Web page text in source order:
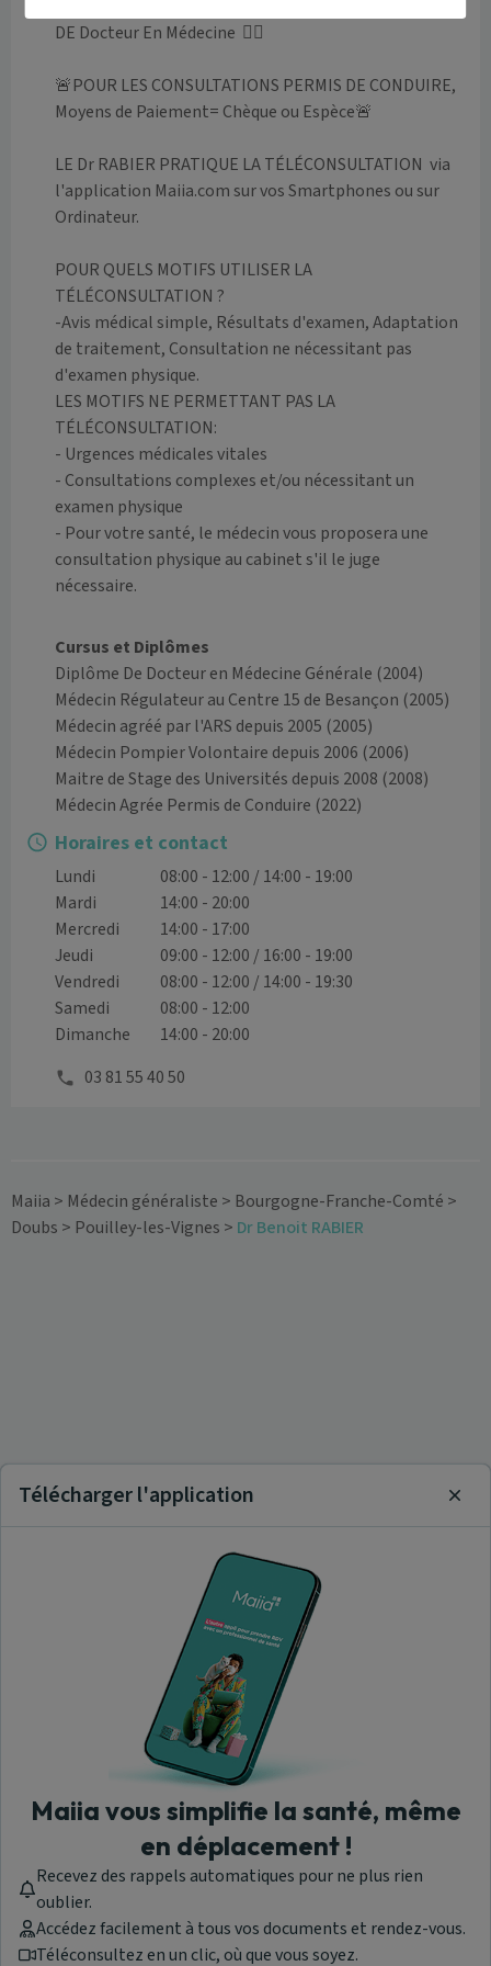
DE Docteur En Médecine  👩‍⚕️
🚨POUR LES CONSULTATIONS PERMIS DE CONDUIRE,
Moyens de Paiement= Chèque ou Espèce🚨
LE Dr RABIER PRATIQUE LA TÉLÉCONSULTATION  via
l'application Maiia.com sur vos Smartphones ou sur
Ordinateur.
POUR QUELS MOTIFS UTILISER LA
TÉLÉCONSULTATION ?
-Avis médical simple, Résultats d'examen, Adaptation
de traitement, Consultation ne nécessitant pas
d'examen physique.
LES MOTIFS NE PERMETTANT PAS LA
TÉLÉCONSULTATION:
- Urgences médicales vitales
- Consultations complexes et/ou nécessitant un
examen physique
- Pour votre santé, le médecin vous proposera une
consultation physique au cabinet s'il le juge
nécessaire.
Cursus et Diplômes
Diplôme De Docteur en Médecine Générale (2004)
Médecin Régulateur au Centre 15 de Besançon (2005)
Médecin agréé par l'ARS depuis 2005 (2005)
Médecin Pompier Volontaire depuis 2006 (2006)
Maitre de Stage des Universités depuis 2008 (2008)
Médecin Agrée Permis de Conduire (2022)
Horaires et contact
Lundi
08:00 - 12:00 / 14:00 - 19:00
Mardi
14:00 - 20:00
Mercredi
14:00 - 17:00
Jeudi
09:00 - 12:00 / 16:00 - 19:00
Vendredi
08:00 - 12:00 / 14:00 - 19:30
Samedi
08:00 - 12:00
Dimanche
14:00 - 20:00
03 81 55 40 50
Maiia > Médecin généraliste > Bourgogne-Franche-Comté >
Doubs > Pouilley-les-Vignes > Dr Benoit RABIER
Télécharger l'application
Maiia vous simplifie la santé, même
en déplacement !
Recevez des rappels automatiques pour ne plus rien
oublier.
Accédez facilement à tous vos documents et rendez-vous.
Téléconsultez en un clic, où que vous soyez.